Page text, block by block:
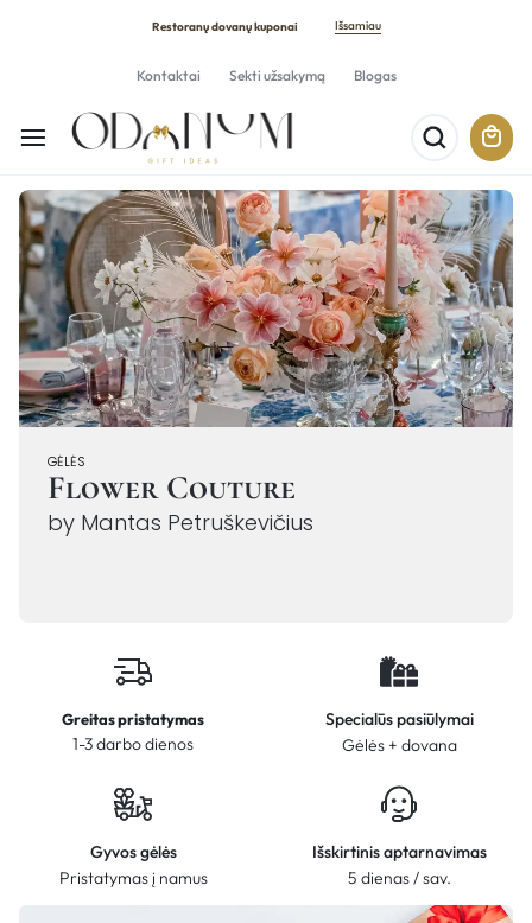
Restoranų dovanų kuponai Išsamiau
Kontaktai Sekti užsakymą Blogas
GĖLĖS
Flower Couture
by Mantas Petruškevičius
Greitas pristatymas
1-3 darbo dienos
Specialūs pasiūlymai
Gėlės + dovana
Gyvos gėlės
Pristatymas į namus
Išskirtinis aptarnavimas
5 dienas / sav.